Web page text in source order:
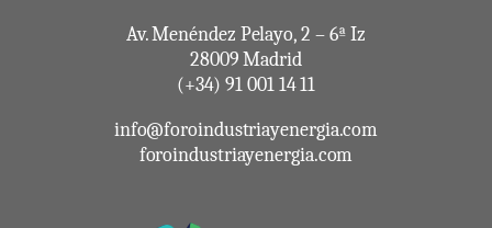
Av. Menéndez Pelayo, 2 – 6ª Iz
28009 Madrid
(+34) 91 001 14 11
info@foroindustriayenergia.com
foroindustriayenergia.com